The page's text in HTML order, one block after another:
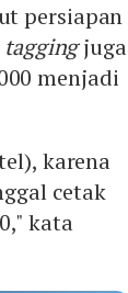
persiapan
juga
menjadi
karena
cetak
kata